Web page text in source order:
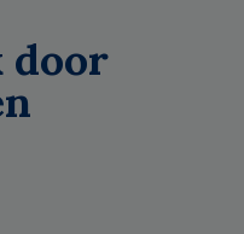
door